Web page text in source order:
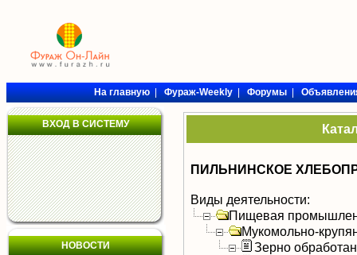
На главную|Фураж-Weekly|Форумы|
ВХОД В СИСТЕМУ
НОВОСТИ
ПИЛЬНИНСКОЕ
Виды деятельности:
Пищевая
Мукомольно-
Зерно